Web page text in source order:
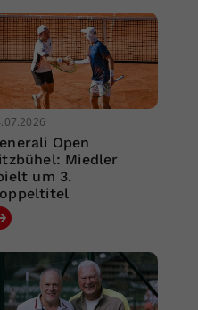
Open
Miedler
um 3.